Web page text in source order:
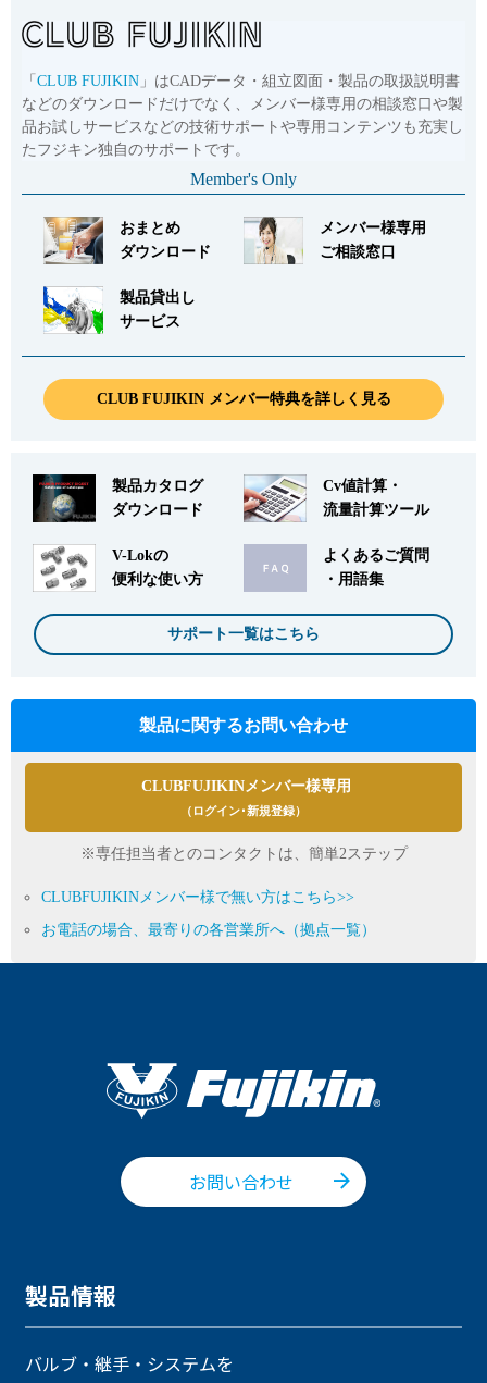
「 CLUB FUJIKIN 」はCADデータ・組立図面・製品の取扱説明書
などのダウンロードだけでなく、メンバー様専用の相談窓口や製
品お試しサービスなどの技術サポートや専用コンテンツも充実し
たフジキン独自のサポートです。
Member's Only
おまとめ
ダウンロード
メンバー様専用
ご相談窓口
製品貸出し
サービス
CLUB FUJIKIN メンバー特典を詳しく見る
製品カタログ
ダウンロード
Cv値計算・
流量計算ツール
V-Lokの
便利な使い方
よくあるご質問
・用語集
サポート一覧はこちら
製品に関するお問い合わせ
CLUBFUJIKINメンバー様専用
（ログイン･新規登録）
※専任担当者とのコンタクトは、簡単2ステップ
CLUBFUJIKINメンバー様で無い方はこちら>>
お電話の場合、最寄りの各営業所へ（拠点一覧）
お問い合わせ
製品情報
バルブ・継手・システムを